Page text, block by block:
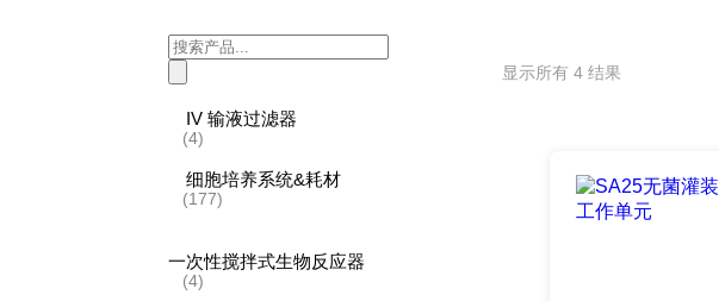
Products
search
IV 输液过滤器
(4)
细胞培养系统&耗材
(177)
一次性搅拌式生物反应器
(4)
显示所有 4 结果